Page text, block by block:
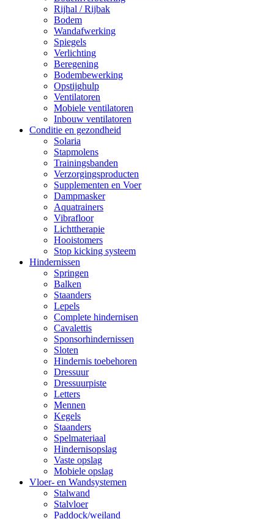
Rijhal / Rijbak
Bodem
Wandafwerking
Spiegels
Verlichting
Beregening
Bodembewerking
Opstijghulp
Ventilatoren
Mobiele ventilatoren
Inbouw ventilatoren
Conditie en gezondheid
Solaria
Stapmolens
Trainingsbanden
Verzorgingsproducten
Supplementen en Voer
Dampmasker
Aquatrainers
Vibrafloor
Lichttherapie
Hooistomers
Stop kicking systeem
Hindernissen
Springen
Balken
Staanders
Lepels
Complete hindernisen
Cavalettis
Sponsorhindernissen
Sloten
Hindernis toebehoren
Dressuur
Dressuurpiste
Letters
Mennen
Kegels
Staanders
Spelmateriaal
Hindernisopslag
Vaste opslag
Mobiele opslag
Vloer- en Wandsystemen
Stalwand
Stalvloer
Paddock/weiland